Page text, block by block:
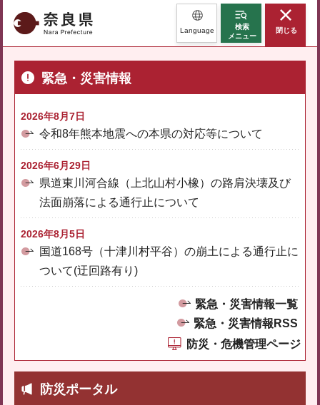
奈良県 Language
検索
メニュー
閉じる
緊急・災害情報
2026年8月7日
令和8年熊本地震への本県の対応等について
2026年6月29日
県道東川河合線（上北山村小橡）の路肩決壊及び
法面崩落による通行止について
2026年8月5日
国道168号（十津川村平谷）の崩土による通行止に
ついて(迂回路有り)
緊急・災害情報一覧
緊急・災害情報RSS
防災・危機管理ページ
防災ポータル